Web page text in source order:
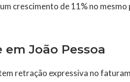
crescimento de 11% no
João Pessoa
retração expressiva no